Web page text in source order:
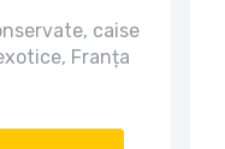
caise
Franța